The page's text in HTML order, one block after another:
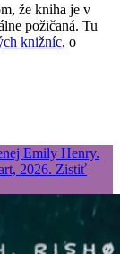
že kniha je v
požičaná. Tu
knižníc, o